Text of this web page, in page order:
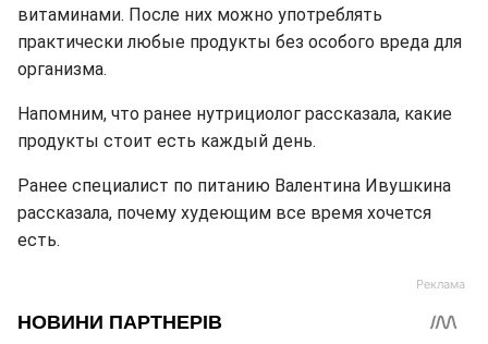
витаминами. После них можно употреблять
практически любые продукты без особого вреда для
организма.
Напомним, что ранее нутрициолог рассказала, какие
продукты стоит есть каждый день.
Ранее специалист по питанию Валентина Ивушкина
рассказала, почему худеющим все время хочется
есть.